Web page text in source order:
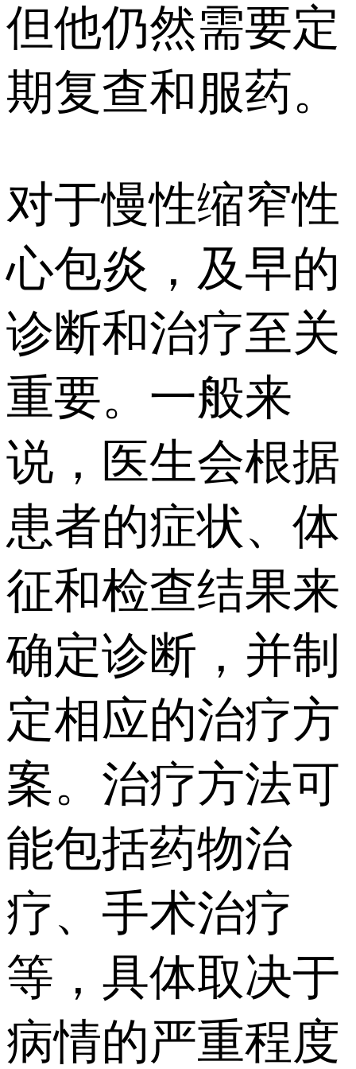
但他仍然需要定
期复查和服药。
对于慢性缩窄性
心包炎，及早的
诊断和治疗至关
重要。一般来
说，医生会根据
患者的症状、体
征和检查结果来
确定诊断，并制
定相应的治疗方
案。治疗方法可
能包括药物治
疗、手术治疗
等，具体取决于
病情的严重程度